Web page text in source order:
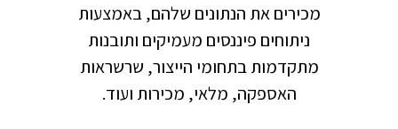
מכירים את הנתונים שלהם, באמצעות
ניתוחים פיננסים מעמיקים ותובנות
מתקדמות בתחומי הייצור, שרשראות
האספקה, מלאי, מכירות ועוד.